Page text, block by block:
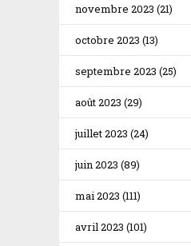
novembre 2023 (21)
octobre 2023 (13)
septembre 2023 (25)
août 2023 (29)
juillet 2023 (24)
juin 2023 (89)
mai 2023 (111)
avril 2023 (101)